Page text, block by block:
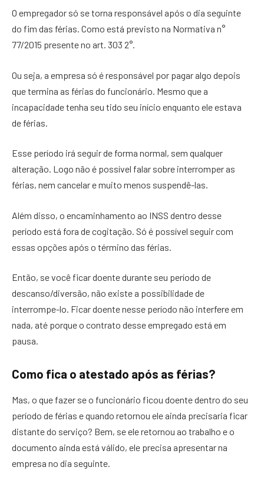
O empregador só se torna responsável após o dia seguinte
do fim das férias. Como está previsto na Normativa n°
77/2015 presente no art. 303 2°.
Ou seja, a empresa só é responsável por pagar algo depois
que termina as férias do funcionário. Mesmo que a
incapacidade tenha seu tido seu início enquanto ele estava
de férias.
Esse período irá seguir de forma normal, sem qualquer
alteração. Logo não é possível falar sobre interromper as
férias, nem cancelar e muito menos suspendê-las.
Além disso, o encaminhamento ao INSS dentro desse
período está fora de cogitação. Só é possível seguir com
essas opções após o término das férias.
Então, se você ficar doente durante seu período de
descanso/diversão, não existe a possibilidade de
interrompe-lo. Ficar doente nesse período não interfere em
nada, até porque o contrato desse empregado está em
pausa.
Como fica o atestado após as férias?
Mas, o que fazer se o funcionário ficou doente dentro do seu
período de férias e quando retornou ele ainda precisaria ficar
distante do serviço? Bem, se ele retornou ao trabalho e o
documento ainda está válido, ele precisa apresentar na
empresa no dia seguinte.